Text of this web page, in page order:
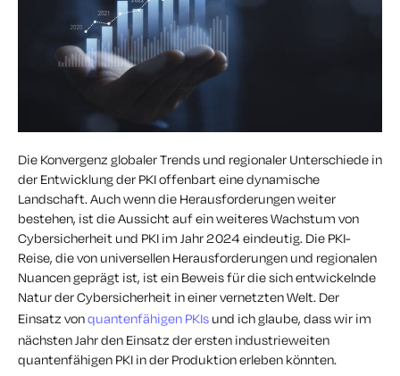
Die Konvergenz globaler Trends und regionaler Unterschiede in
der Entwicklung der PKI offenbart eine dynamische
Landschaft. Auch wenn die Herausforderungen weiter
bestehen, ist die Aussicht auf ein weiteres Wachstum von
Cybersicherheit und PKI im Jahr 2024 eindeutig. Die PKI-
Reise, die von universellen Herausforderungen und regionalen
Nuancen geprägt ist, ist ein Beweis für die sich entwickelnde
Natur der Cybersicherheit in einer vernetzten Welt. Der
Einsatz vonquantenfähigen PKIs und ich glaube, dass wir im
nächsten Jahr den Einsatz der ersten industrieweiten
quantenfähigen PKI in der Produktion erleben könnten.